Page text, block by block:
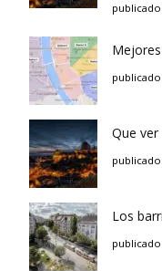
Que
Los
publicado